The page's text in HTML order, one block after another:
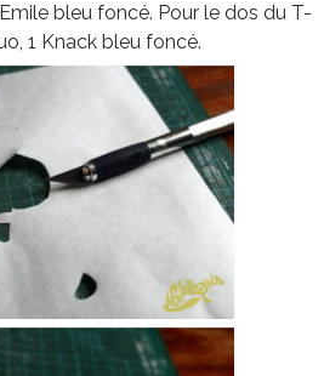
bleu foncé. Pour le dos du T-
1 Knack bleu foncé.